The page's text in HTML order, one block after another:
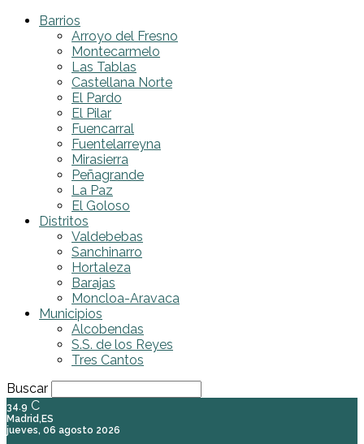
Barrios
Arroyo del Fresno
Montecarmelo
Las Tablas
Castellana Norte
El Pardo
El Pilar
Fuencarral
Fuentelarreyna
Mirasierra
Peñagrande
La Paz
El Goloso
Distritos
Valdebebas
Sanchinarro
Hortaleza
Barajas
Moncloa-Aravaca
Municipios
Alcobendas
S.S. de los Reyes
Tres Cantos
Buscar
34.9 C
Madrid,ES
jueves, 06 agosto 2026